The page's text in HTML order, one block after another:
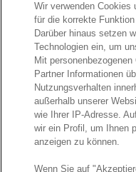
a
c
e
b
o
o
k
i
n
k
e
I
n
o
u
T
u
e
I
n
s
a
g
r
a
S
p
o
i
f
y
© Exact 2026
Wir verwenden Cookies
für die korrekte
Darüber hinaus setzen
Technologien ein, um
Mit
Partner Informationen
Nutzungsverhalten
außerhalb unserer
wie Ihrer IP-Adresse.
wir ein Profil, um Ihnen
anzeigen zu können.
Wenn Sie auf